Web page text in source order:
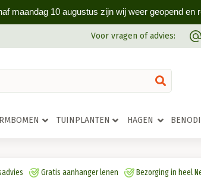
maandag 10 augustus zijn wij weer geopend en
Voor vragen of advies:
TUINPLANTEN HAGEN
Gratis aanhanger lenen
Bezorging in heel